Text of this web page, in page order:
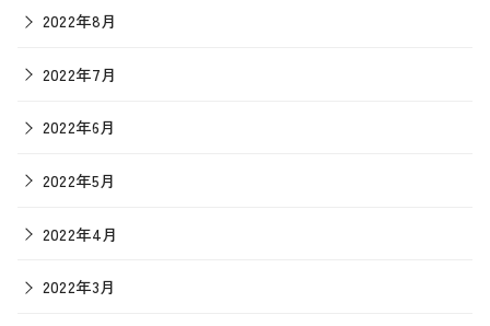
2022年8月
2022年7月
2022年6月
2022年5月
2022年4月
2022年3月